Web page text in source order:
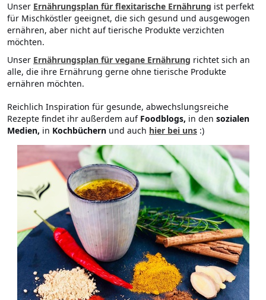
Unser Ernährungsplan für flexitarische Ernährung ist perfekt
für Mischköstler geeignet, die sich gesund und ausgewogen
ernähren, aber nicht auf tierische Produkte verzichten
möchten.
Unser Ernährungsplan für vegane Ernährung richtet sich an
alle, die ihre Ernährung gerne ohne tierische Produkte
ernähren möchten.
Reichlich Inspiration für gesunde, abwechslungsreiche
Rezepte findet ihr außerdem auf Foodblogs, in den sozialen
Medien, in Kochbüchern und auch hier bei uns :)